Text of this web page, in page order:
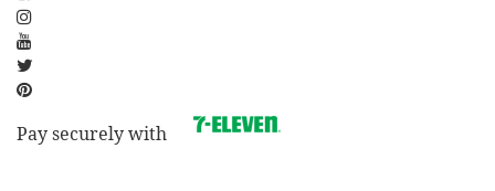
Pay securely with